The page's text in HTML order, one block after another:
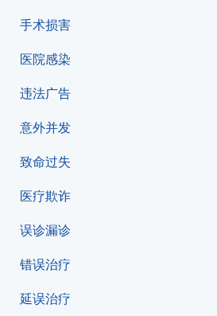
手术损害
医院感染
违法广告
意外并发
致命过失
医疗欺诈
误诊漏诊
错误治疗
延误治疗